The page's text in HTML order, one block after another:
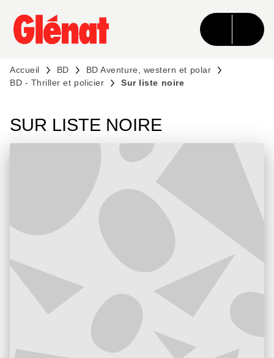
MENU RECHERCHE CONTENU
PIED DE PAGE
Accueil BD
BD Aventure, western et polar
BD - Thriller et policier
Sur liste noire
SUR LISTE NOIRE